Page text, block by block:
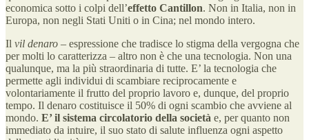
economica sotto i colpi dell’effetto Cantillon. Non in Italia, non in
Europa, non negli Stati Uniti o in Cina; nel mondo intero.
Il vil denaro – espressione che tradisce lo stigma della vergogna che
per molti lo caratterizza – altro non è che una tecnologia. Non una
qualunque, ma la più straordinaria di tutte. E’ la tecnologia che
permette agli individui di scambiare reciprocamente e
volontariamente il frutto del proprio lavoro e, dunque, del proprio
tempo. Il denaro costituisce il 50% di ogni scambio che avviene al
mondo. E’ il sistema circolatorio della società e, per quanto non
immediato da intuire, il suo stato di salute influenza ogni aspetto